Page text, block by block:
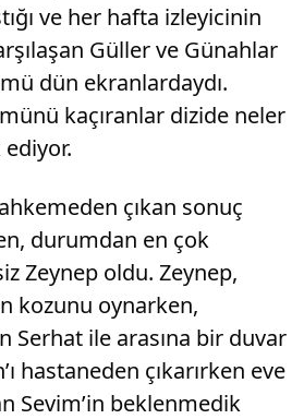
ve her hafta izleyicinin
Güller ve Günahlar
dün ekranlardaydı.
kaçıranlar dizide neler
çıkan sonuç
durumdan en çok
Zeynep oldu. Zeynep,
kozunu oynarken,
Serhat ile arasına bir duvar
hastaneden çıkarırken eve
Sevim’in beklenmedik